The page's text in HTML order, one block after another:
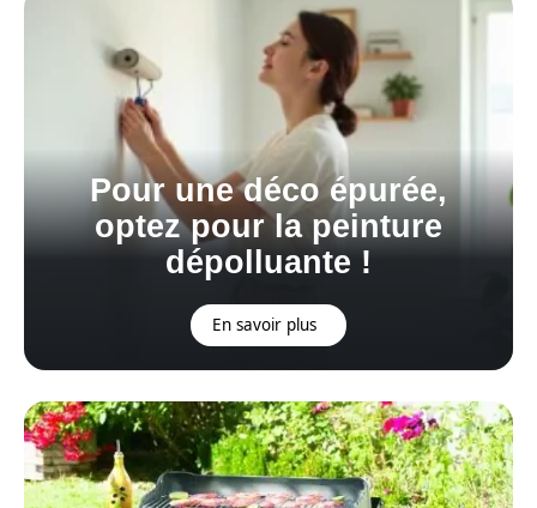
Pour une déco épurée,
optez pour la peinture
dépolluante !
En savoir plus